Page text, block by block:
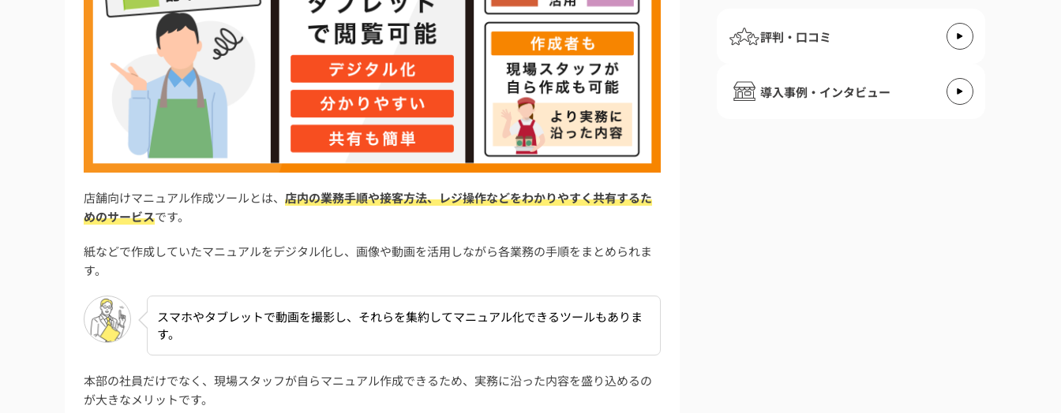
複数店舗で異なるルールのマニュアル運用・更新を効率的に行う方法は？
わかりやすい業務マニュアルは何で作るのがいい？上手い作り方の特徴は？
店舗のマニュアル作成は誰がする仕事・担当するべき？
まとめ：店舗向けマニュアル作成ツールおすすめ9選【無料・個人向けツールあり】
店舗向けマニュアル作成ツールとは、 店内の業務手順や接客方法、レジ操作などをわかりやすく共有するた
めのサービスです。
紙などで作成していたマニュアルをデジタル化し、画像や動画を活用しながら各業務の手順をまとめられま
す。
スマホやタブレットで動画を撮影し、それらを集約してマニュアル化できるツールもありま
す。
本部の社員だけでなく、現場スタッフが自らマニュアル作成できるため、実務に沿った内容を盛り込めるの
が大きなメリットです。
評判・口コミ
導入事例・インタビュー